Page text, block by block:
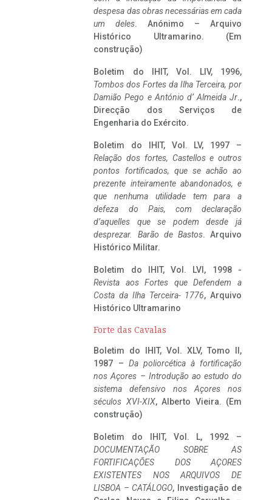
despesa das obras necessárias em cada
um deles. Anónimo – Arquivo
Histórico Ultramarino. (Em
construção)
Boletim do IHIT, Vol. LIV, 1996,
Tombos dos Fortes da Ilha Terceira, por
Damião Pego e António d’ Almeida Jr.,
Direcção dos Serviços de
Engenharia do Exército.
Boletim do IHIT, Vol. LV, 1997 –
Relação dos fortes, Castellos e outros
pontos fortificados, que se achão ao
prezente inteiramente abandonados, e
que nenhuma utilidade tem para a
defeza do Pais, com declaração
d’aquelles que se podem desde já
desprezar. Barão de Bastos. Arquivo
Histórico Militar.
Boletim do IHIT, Vol. LVI, 1998 -
Revista aos Fortes que Defendem a
Costa da Ilha Terceira- 1776, Arquivo
Histórico Ultramarino
Forte das Cavalas
Boletim do IHIT, Vol. XLV, Tomo II,
1987 – Da poliorcética à fortificação
nos Açores – Introdução ao estudo do
sistema defensivo nos Açores nos
séculos XVI-XIX, Alberto Vieira. (Em
construção)
Boletim do IHIT, Vol. L, 1992 –
DOCUMENTAÇÃO SOBRE AS
FORTIFICAÇÕES DOS AÇORES
EXISTENTES NOS ARQUIVOS DE
LISBOA – CATÁLOGO, Investigação de